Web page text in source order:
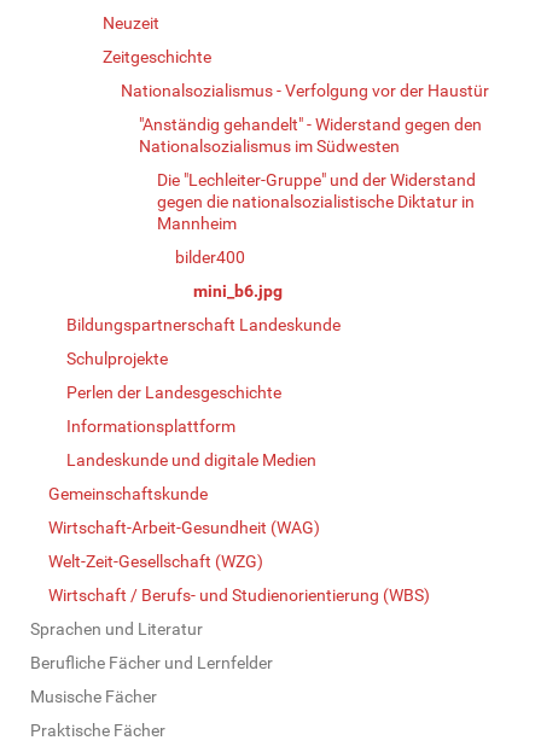
Neuzeit
Zeitgeschichte
Nationalsozialismus - Verfolgung vor der Haustür
"Anständig gehandelt" - Widerstand gegen den
Nationalsozialismus im Südwesten
Die "Lechleiter-Gruppe" und der Widerstand
gegen die nationalsozialistische Diktatur in
Mannheim
bilder400
mini_b6.jpg
Bildungspartnerschaft Landeskunde
Schulprojekte
Perlen der Landesgeschichte
Informationsplattform
Landeskunde und digitale Medien
Gemeinschaftskunde
Wirtschaft-Arbeit-Gesundheit (WAG)
Welt-Zeit-Gesellschaft (WZG)
Wirtschaft / Berufs- und Studienorientierung (WBS)
Sprachen und Literatur
Berufliche Fächer und Lernfelder
Musische Fächer
Praktische Fächer